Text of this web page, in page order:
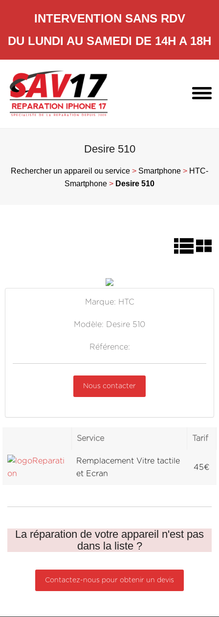
INTERVENTION SANS RDV
DU LUNDI AU SAMEDI DE 14H A 18H
content
Desire 510
Rechercher un appareil ou service > Smartphone > HTC-
Smartphone > Desire 510
Marque: HTC
Modèle: Desire 510
Référence:
Nous contacter
Service Tarif
Remplacement Vitre tactile
et Ecran
45€
La réparation de votre appareil n'est pas
dans la liste ?
Contactez-nous pour obtenir un devis